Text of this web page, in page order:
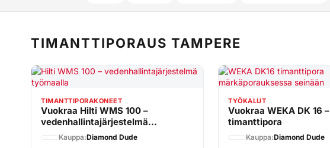
TIMANTTIPORAUS TAMPERE
TIMANTTIPORAKONEET
Vuokraa Hilti WMS 100 –
vedenhallintajärjestelmä
timanttitöihin
Kauppa:Diamond Dude
TYÖKALUT
Vuokraa WEKA DK 16 –
timanttipora
Kauppa:Diamond Dude